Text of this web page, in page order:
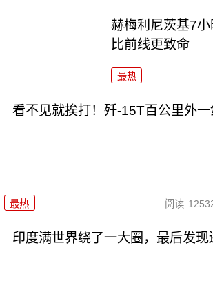
赫梅利尼茨基7
比前线更致命
最热
看不见就挨打！歼-15T百公里外
最热 阅读
印度满世界绕了一大圈，最后发现